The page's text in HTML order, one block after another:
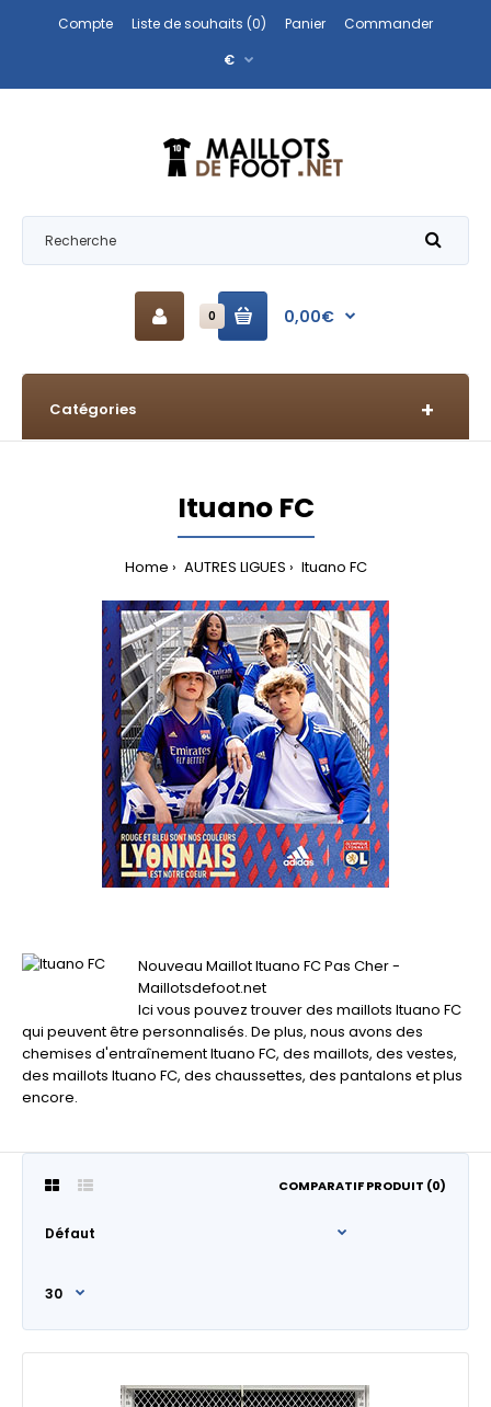
Compte Liste de souhaits (0) Panier
Commander
€
0 0,00€
Catégories
Ituano FC
Home AUTRES LIGUES Ituano FC
Nouveau Maillot Ituano FC Pas Cher -
Maillotsdefoot.net
Ici vous pouvez trouver des maillots Ituano FC
qui peuvent être personnalisés. De plus, nous avons des
chemises d'entraînement Ituano FC, des maillots, des vestes,
des maillots Ituano FC, des chaussettes, des pantalons et plus
encore.
COMPARATIF PRODUIT (0)